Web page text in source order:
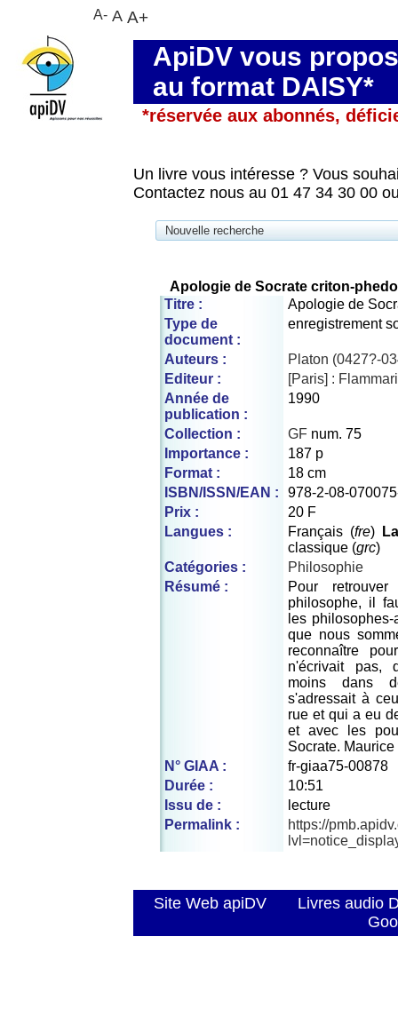
ApiDV vous
au format DAISY*
*réservée aux abonnés,
Un livre vous intéresse ? Vous
Contactez nous au 01 47 34 30 00
Nouvelle recherche
Apologie de Socrate criton-
Titre :
Apologie de
Type de
document :
enregistrement
Auteurs :
Platon (0427?-
Editeur :
[Paris] :
Année de
publication :
1990
Collection : GF num. 75
Importance :
187 p
Format :
18 cm
ISBN/ISSN/EAN :
978-2-08-
Prix :
20 F
Langues :
Français (fre)
classique (grc)
Catégories :
Philosophie
Résumé :
Pour
philosophe, il
les
que nous
reconnaître
n'écrivait pas,
moins dans
s'adressait à
rue et qui a eu
et avec les
Socrate.
N° GIAA :
fr-giaa75-00878
Durée :
10:51
Issu de :
lecture
Permalink :
https://
Site Web apiDV
Livres audio
A- A A+